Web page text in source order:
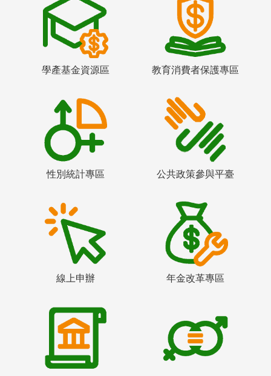
學產基金資源區 教育消費者保護專區
性別統計專區 公共政策參與平臺
線上申辦 年金改革專區